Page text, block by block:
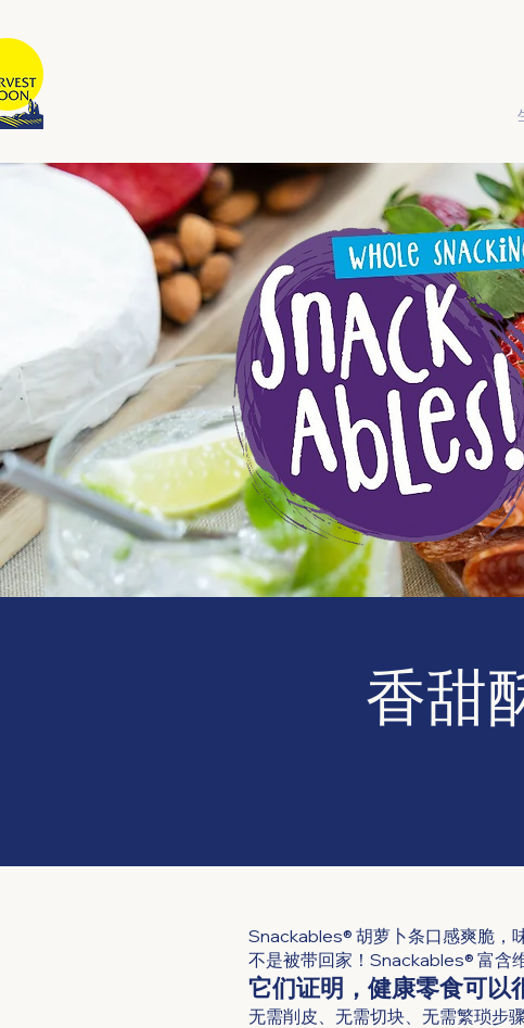
香甜
Snackables® 胡萝卜条口感爽脆，
不是被带回家！Snackables® 富含
它们证明，健康零食可以
无需削皮、无需切块、无需繁琐步